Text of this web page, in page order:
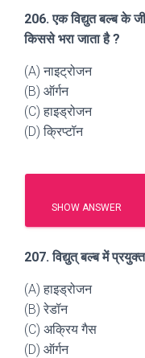
206. एक विद्युत बल्ब के
किससे भरा जाता है ?
(A) नाइट्रोजन
(B) ऑर्गन
(C) हाइड्रोजन
(D) क्रिप्टॉन
SHOW ANSWER
207. विद्युत् बल्ब में
(A) हाइड्रोजन
(B) रेडॉन
(C) अक्रिय गैस
(D) ऑर्गन